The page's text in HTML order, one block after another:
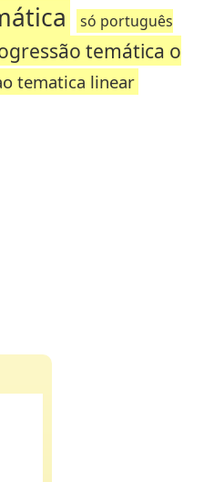
só português
temática o
tematica linear